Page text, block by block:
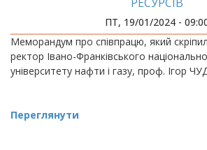
ПТ, 19/01/2024 -
Меморандум про співпрацю, який
ректор Івано-Франківського
університету нафти і газу, проф. Ігор
Переглянути